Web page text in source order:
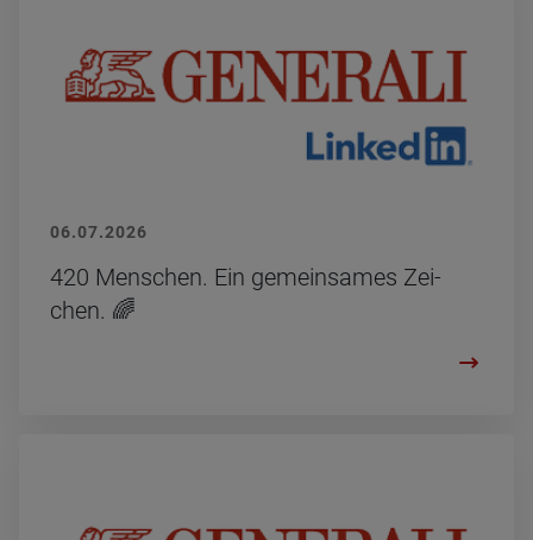
06.07.2026
420 Men­schen. Ein ge­mein­sa­mes Zei­
chen. 🌈